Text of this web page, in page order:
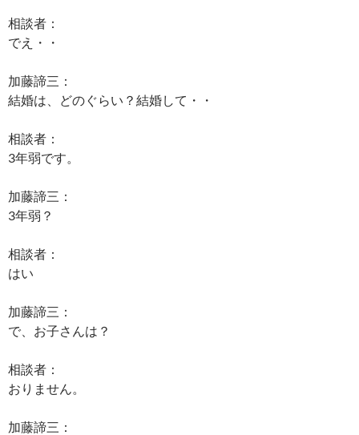
相談者：
でえ・・
加藤諦三：
結婚は、どのぐらい？結婚して・・
相談者：
3年弱です。
加藤諦三：
3年弱？
相談者：
はい
加藤諦三：
で、お子さんは？
相談者：
おりません。
加藤諦三：